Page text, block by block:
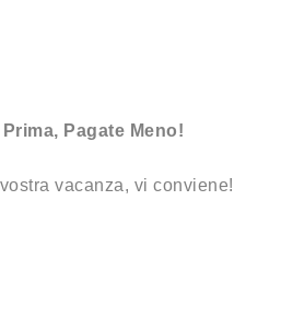
Pagate Meno!
vacanza, vi conviene!